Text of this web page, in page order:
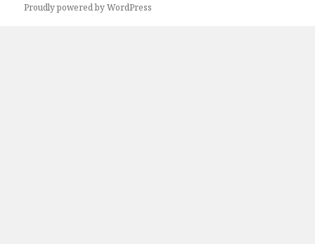
Proudly powered by WordPress